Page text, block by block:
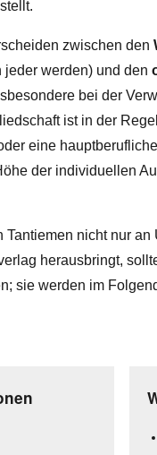
zwischen den
jeder werden) und den
bei der
ist in der
eine
der individuellen
nicht nur
herausbringt,
sie werden im